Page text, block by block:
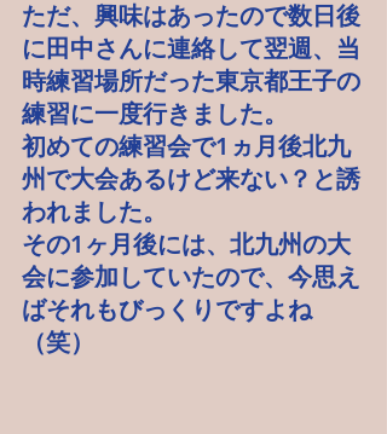
ただ、興味はあったので数日後
に田中さんに連絡して翌週、当
時練習場所だった東京都王子の
練習に一度行きました。
初めての練習会で1ヵ月後北九
州で大会あるけど来ない？と誘
われました。
その1ヶ月後には、北九州の大
会に参加していたので、今思え
ばそれもびっくりですよね
（笑）